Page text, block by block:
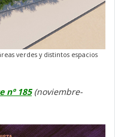
verdes y distintos espacios
nº 185(noviembre-